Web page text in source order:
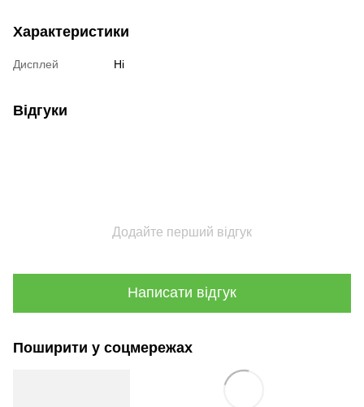
Характеристики
Дисплей Ні
Відгуки
Додайте перший відгук
Написати відгук
Поширити у соцмережах